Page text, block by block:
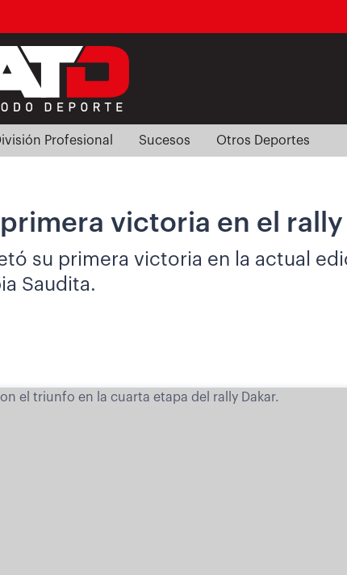
Profesional Sucesos Otros Deportes
victoria en el
su primera victoria en la actual
Saudita.